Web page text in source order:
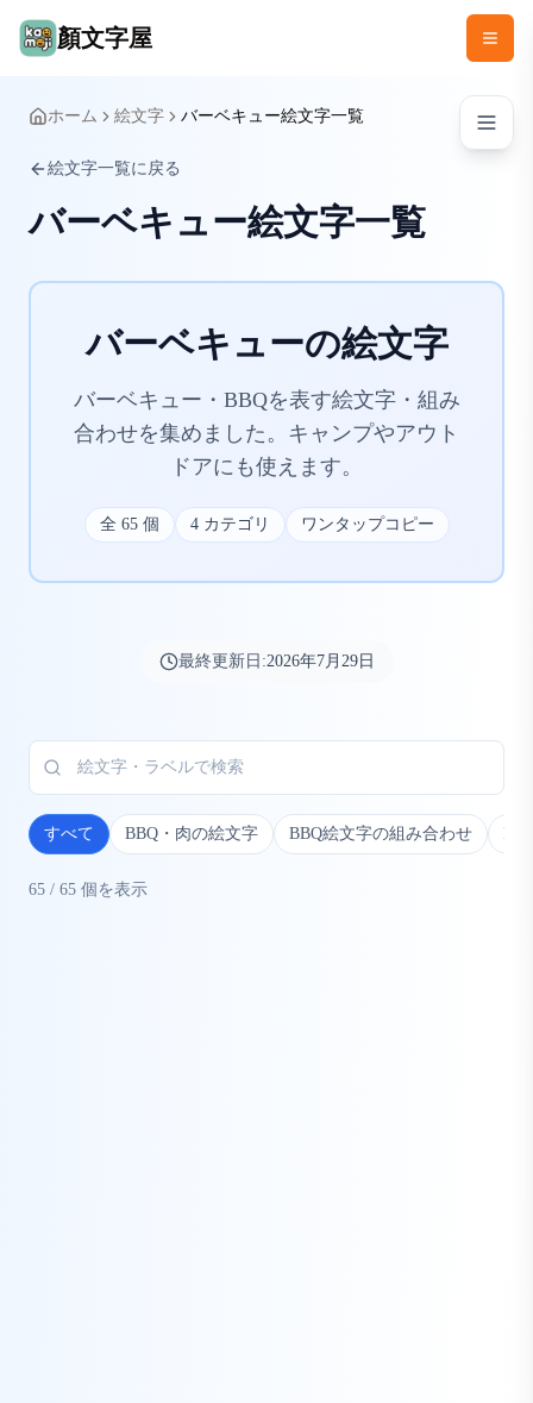
顏文字屋
ホーム 絵文字 バーベキュー絵文字一覧
絵文字一覧に戻る
バーベキュー絵文字一覧
バーベキューの絵文字
バーベキュー・BBQを表す絵文字・組み
合わせを集めました。キャンプやアウト
ドアにも使えます。
全 65個 4カテゴリ ワンタップコピー
最終更新日:2026年7月29日
すべて BBQ・肉の絵文字 BBQ絵文字の組み合わせ
65 / 65 個を表示